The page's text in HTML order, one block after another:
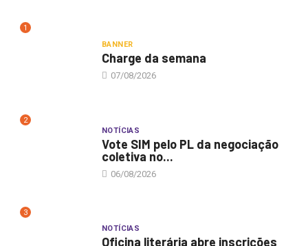
1
BANNER
Charge da semana
07/08/2026
2
NOTÍCIAS
Vote SIM pelo PL da negociação
coletiva no...
06/08/2026
3
NOTÍCIAS
Oficina literária abre inscrições